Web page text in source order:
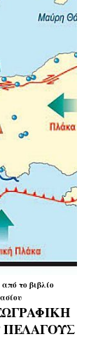
το βιβλίο
ΠΕΛΑΓΟΥΣ